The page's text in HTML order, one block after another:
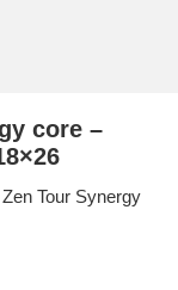
core –
Tour Synergy